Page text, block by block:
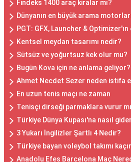
Findeks 1400 araç kiralar mı?
Dünyanın en büyük arama
PGT: GFX, Launcher &
Kentsel meydan tasarımı nedir?
Sütsüz ve yoğurtsuz kek olur mu?
Bugün Kova için ne anlama geliyor?
Ahmet Necdet Sezer neden istifa
En uzun tenis maçı ne zaman
Tenisçi dirseği parmaklara vurur
Türkiye Dünya Kupası'na nasıl gider
3 Yukarı İngilizler Şartlı 4 Nedir?
Türkiye bayan voleybol takımı
Anadolu Efes Barcelona Maç